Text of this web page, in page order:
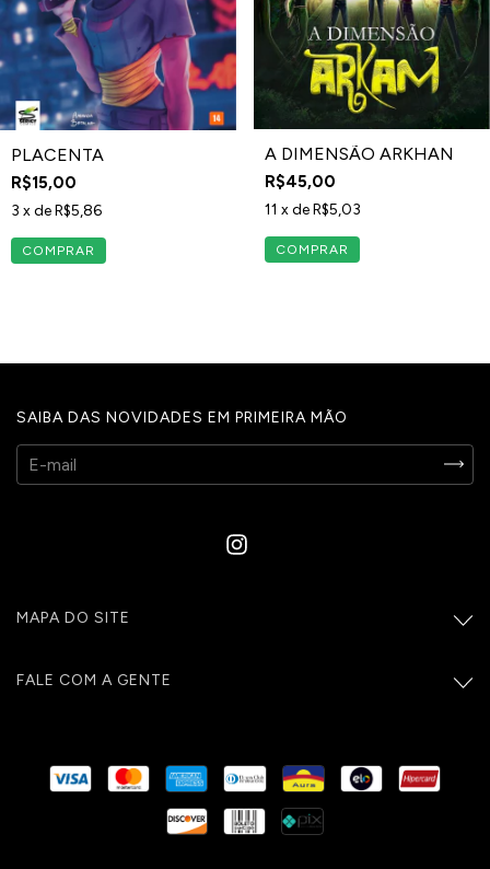
PLACENTA
R$15,00
3 x deR$5,86
A DIMENSÃO ARKHAN
R$45,00
11 x deR$5,03
SAIBA DAS NOVIDADES EM PRIMEIRA MÃO
MAPA DO SITE
FALE COM A GENTE